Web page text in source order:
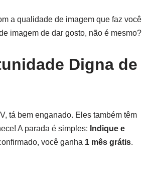
a qualidade de imagem que faz você
imagem de dar gosto, não é mesmo?
Digna de
tá bem enganado. Eles também têm
A parada é simples: Indique e
você ganha 1 mês grátis.